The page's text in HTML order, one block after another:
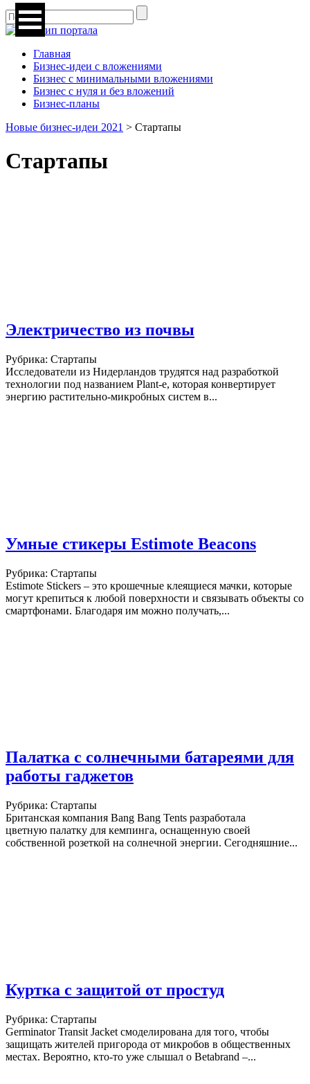
Главная
Бизнес-идеи с вложениями
Бизнес с минимальными вложениями
Бизнес с нуля и без вложений
Бизнес-планы
Новые бизнес-идеи 2021 > Стартапы
Стартапы
Электричество из почвы
Рубрика: Стартапы
Исследователи из Нидерландов трудятся над разработкой
технологии под названием Plant-e, которая конвертирует
энергию растительно-микробных систем в...
Умные стикеры Estimote Beacons
Рубрика: Стартапы
Estimote Stickers – это крошечные клеящиеся мачки, которые
могут крепиться к любой поверхности и связывать объекты со
смартфонами. Благодаря им можно получать,...
Палатка с солнечными батареями для
работы гаджетов
Рубрика: Стартапы
Британская компания Bang Bang Tents разработала
цветную палатку для кемпинга, оснащенную своей
собственной розеткой на солнечной энергии. Сегодняшние...
Куртка с защитой от простуд
Рубрика: Стартапы
Germinator Transit Jacket смоделирована для того, чтобы
защищать жителей пригорода от микробов в общественных
местах. Вероятно, кто-то уже слышал о Betabrand –...